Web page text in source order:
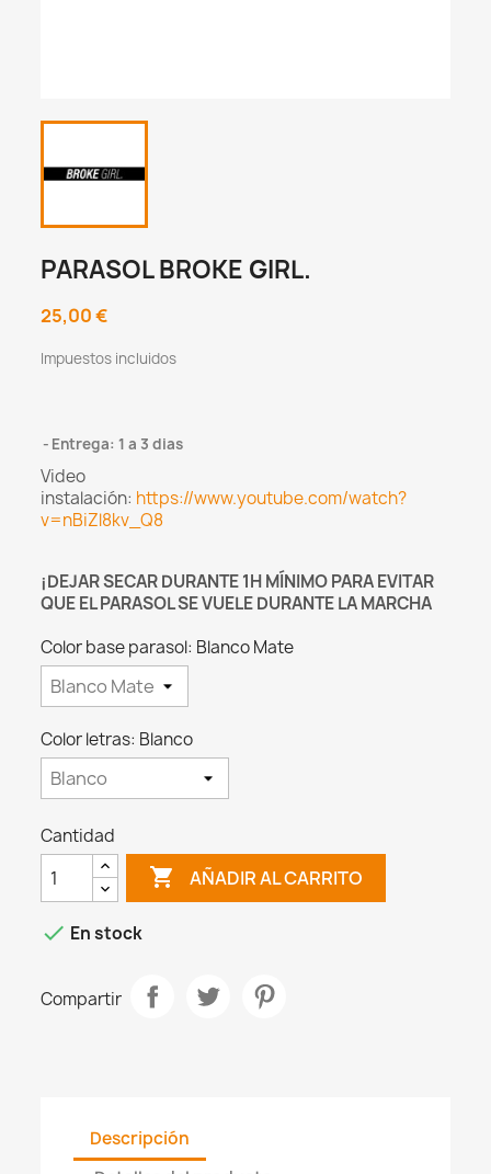
PARASOL BROKE GIRL.
25,00 €
Impuestos incluidos
Entrega: 1 a 3 dias
Video
instalación: https://www.youtube.com/watch?
v=nBiZl8kv_Q8
¡DEJAR SECAR DURANTE 1H MÍNIMO PARA EVITAR
QUE EL PARASOL SE VUELE DURANTE LA MARCHA
Color base parasol: Blanco Mate
Color letras: Blanco
Cantidad
 AÑADIR AL CARRITO
 En stock
Compartir
Descripción